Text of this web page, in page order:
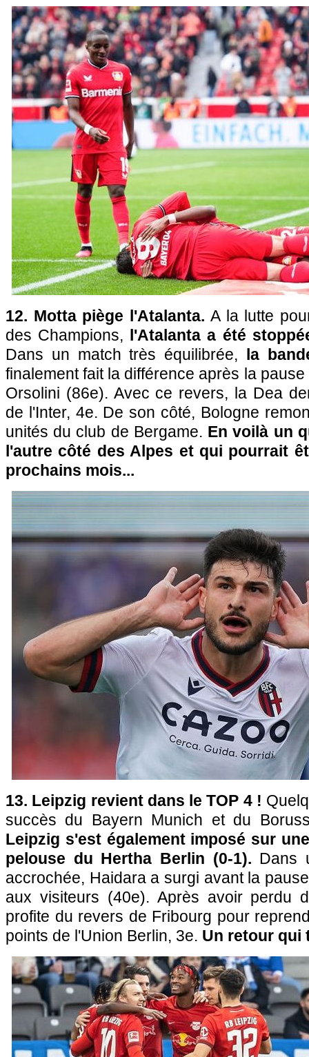
12. Motta piège l'Atalanta. A la lutte
des Champions, l'Atalanta a été
Dans un match très équilibrée, la
finalement fait la différence après la
Orsolini (86e). Avec ce revers, la Dea
de l'Inter, 4e. De son côté, Bologne
unités du club de Bergame. En voilà un
l'autre côté des Alpes et qui pourrait
prochains mois...
13. Leipzig revient dans le TOP 4 !
succès du Bayern Munich et du
Leipzig s'est également imposé sur
pelouse du Hertha Berlin (0-1). Dans
accrochée, Haidara a surgi avant la
aux visiteurs (40e). Après avoir perdu
profite du revers de Fribourg pour
points de l'Union Berlin, 3e. Un retour qui